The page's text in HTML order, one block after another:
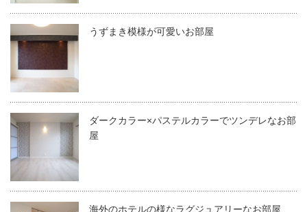
うずまき模様が可愛いお部屋
ダークカラー×パステルカラーでツンデレなお部
屋
海外のホテルの様なラグジュアリーなお部屋